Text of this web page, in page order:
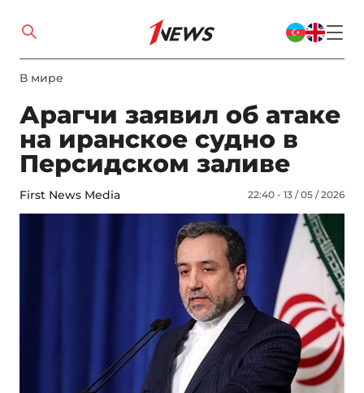
В мире
Арагчи заявил об атаке
на иранское судно в
Персидском заливе
First News Media 22:40 - 13 / 05 / 2026